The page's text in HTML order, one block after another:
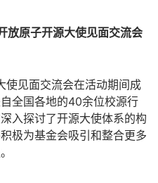
放原子开源大使见面交流会
见面交流会在活动期间成
全国各地的40余位校源行
入探讨了开源大使体系的构
极为基金会吸引和整合更多